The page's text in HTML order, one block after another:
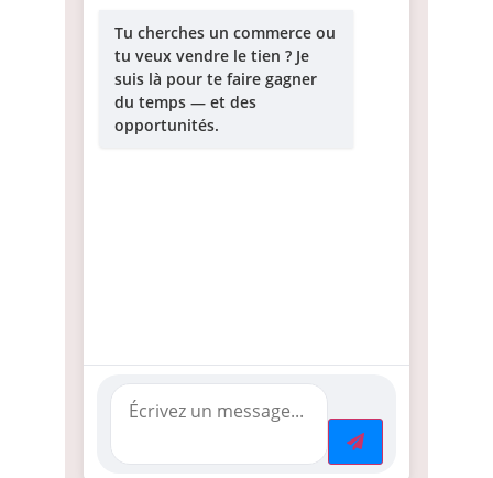
Tu cherches un commerce ou
tu veux vendre le tien ? Je
suis là pour te faire gagner
du temps — et des
opportunités.